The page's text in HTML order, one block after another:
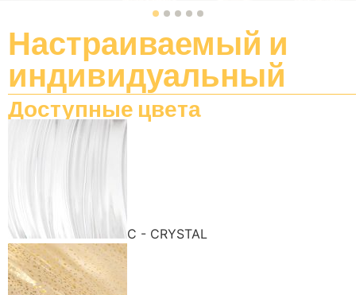
Настраиваемый и
индивидуальный
Доступные цвета
C - CRYSTAL